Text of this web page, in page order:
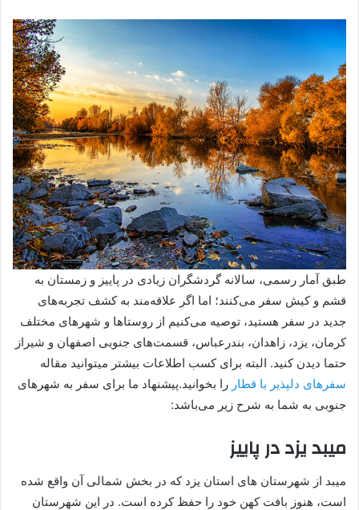
طبق آمار رسمی، سالانه گردشگران زیادی در پاییز و زمستان به
قشم و کیش سفر می‌کنند؛ اما اگر علاقه‌مند به کشف تجربه‌های
جدید در سفر هستید، توصیه می‌کنیم از روستاها و شهرهای مختلف
کرمان، یزد، زاهدان، بندرعباس، قسمت‌های جنوبی اصفهان و شیراز
حتما دیدن کنید. البته برای کسب اطلاعات بیشتر میتوانید مقاله
سفرهای دلپذیر با قطار را بخوانید.پیشنهاد ما برای سفر به شهرهای
جنوبی به شما به شرح زیر می‌باشد:
میبد یزد در پاییز
میبد از شهرستان های استان یزد که در بخش شمالی آن واقع شده
است، هنوز بافت کهن خود را حفظ کرده است. در این شهرستان